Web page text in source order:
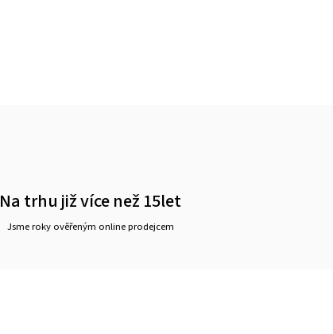
Na trhu již více než 15let
Jsme roky ověřeným online prodejcem